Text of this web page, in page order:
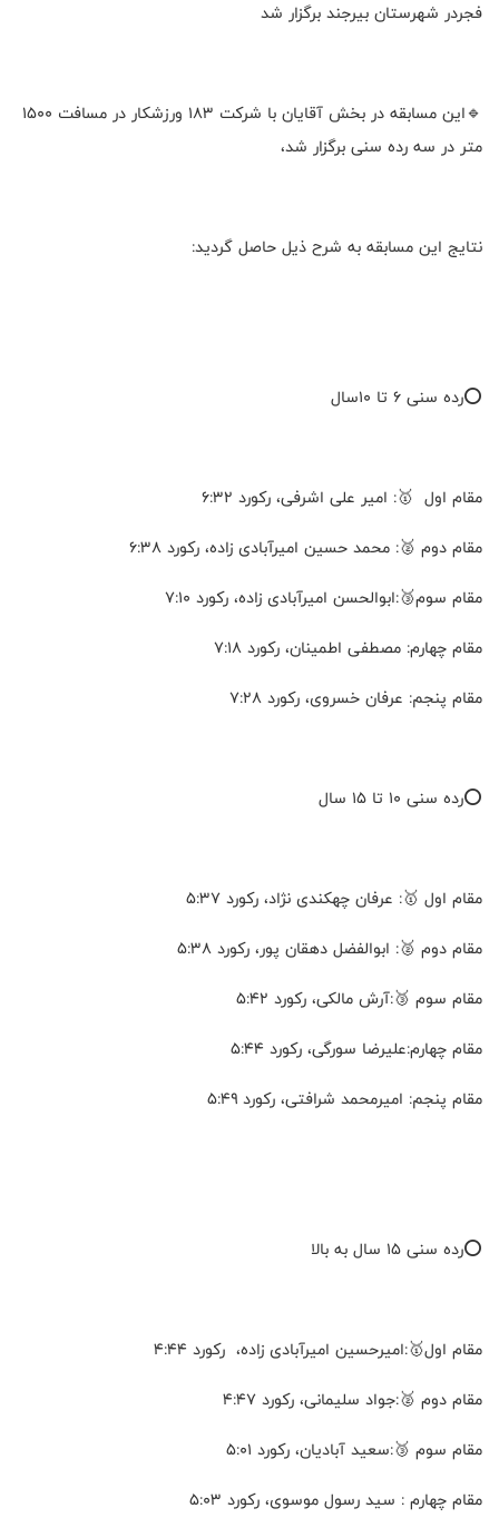
فجردر شهرستان بیرجند برگزار شد
🔹این مسابقه در بخش آقایان با شرکت ۱۸۳ ورزشکار در مسافت ۱۵۰۰
متر در سه رده سنی برگزار شد،
نتایج این مسابقه به شرح ذیل حاصل گردید:
⭕️رده سنی ۶ تا ۱۰سال
مقام اول 🥇: امیر علی اشرفی، رکورد ۶:۳۲
مقام دوم 🥈: محمد حسین امیرآبادی زاده، رکورد ۶:۳۸
مقام سوم🥉:ابوالحسن امیرآبادی زاده، رکورد ۷:۱۰
مقام چهارم: مصطفی اطمینان، رکورد ۷:۱۸
مقام پنجم: عرفان خسروی، رکورد ۷:۲۸
⭕️رده سنی ۱۰ تا ۱۵ سال
مقام اول 🥇: عرفان چهکندی نژاد، رکورد ۵:۳۷
مقام دوم 🥈: ابوالفضل دهقان پور، رکورد ۵:۳۸
مقام سوم 🥉:آرش مالکی، رکورد ۵:۴۲
مقام چهارم:علیرضا سورگی، رکورد ۵:۴۴
مقام پنجم: امیرمحمد شرافتی، رکورد ۵:۴۹
⭕️رده سنی ۱۵ سال به بالا
مقام اول🥇:امیرحسین امیرآبادی زاده، رکورد ۴:۴۴
مقام دوم 🥈:جواد سلیمانی، رکورد ۴:۴۷
مقام سوم 🥉:سعید آبادیان، رکورد ۵:۰۱
مقام چهارم : سید رسول موسوی، رکورد ۵:۰۳